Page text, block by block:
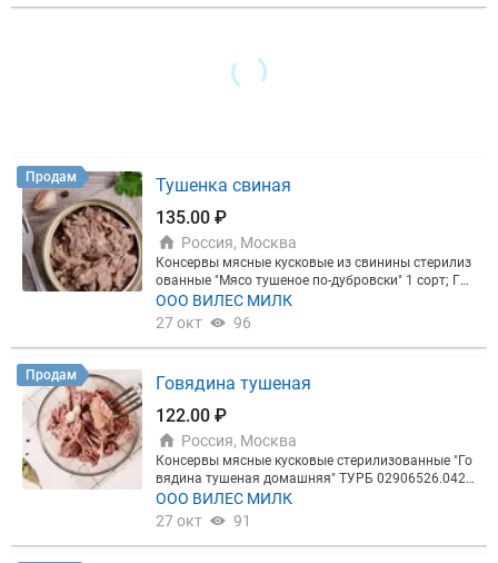
Продам
Тушенка свиная
135.00 ₽
Россия, Москва
Консервы мясные кусковые из свинины стерилиз
ованные "Мясо тушеное по-дубровски" 1 сорт; ГО
СТ 34117-2017
ООО ВИЛЕС МИЛК
27 окт
96
Продам
Говядина тушеная
122.00 ₽
Россия, Москва
Консервы мясные кусковые стерилизованные "Го
вядина тушеная домашняя" ТУРБ 02906526.042.-
98, ж/б №9-338 гр.
ООО ВИЛЕС МИЛК
27 окт
91